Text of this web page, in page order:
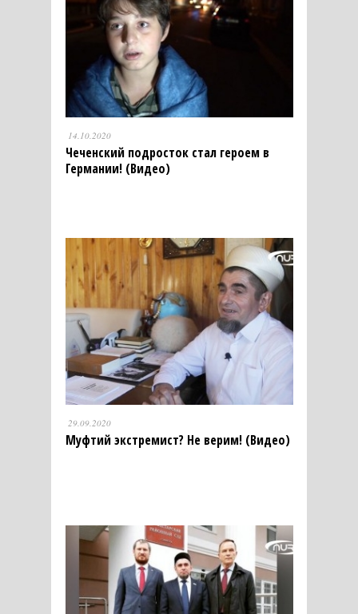
14.10.2020
Чеченский подросток стал героем в
Германии! (Видео)
29.09.2020
Муфтий экстремист? Не верим! (Видео)